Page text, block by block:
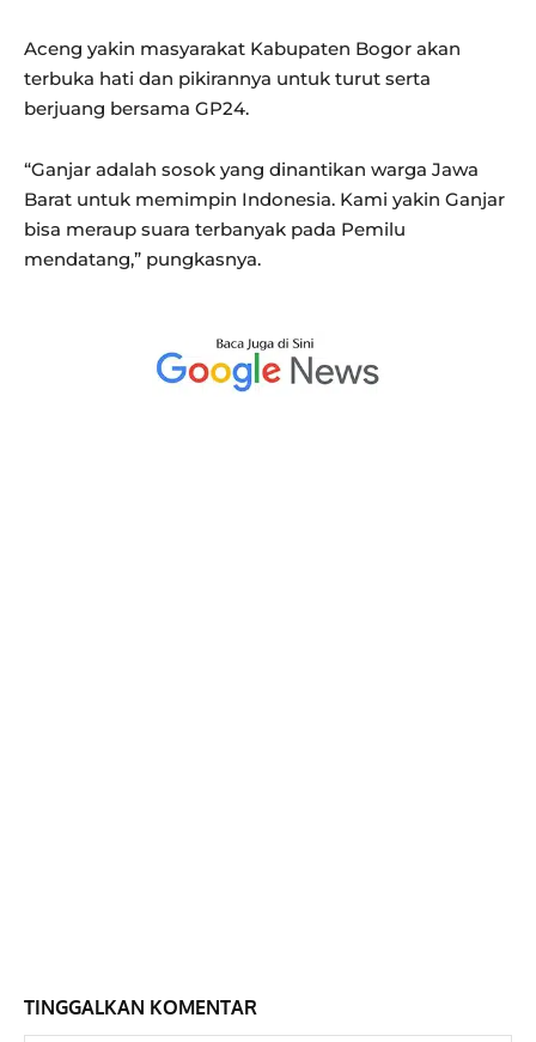
Aceng yakin masyarakat Kabupaten Bogor akan
terbuka hati dan pikirannya untuk turut serta
berjuang bersama GP24.
“Ganjar adalah sosok yang dinantikan warga Jawa
Barat untuk memimpin Indonesia. Kami yakin Ganjar
bisa meraup suara terbanyak pada Pemilu
mendatang,” pungkasnya.
TINGGALKAN KOMENTAR